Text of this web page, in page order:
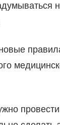
провести